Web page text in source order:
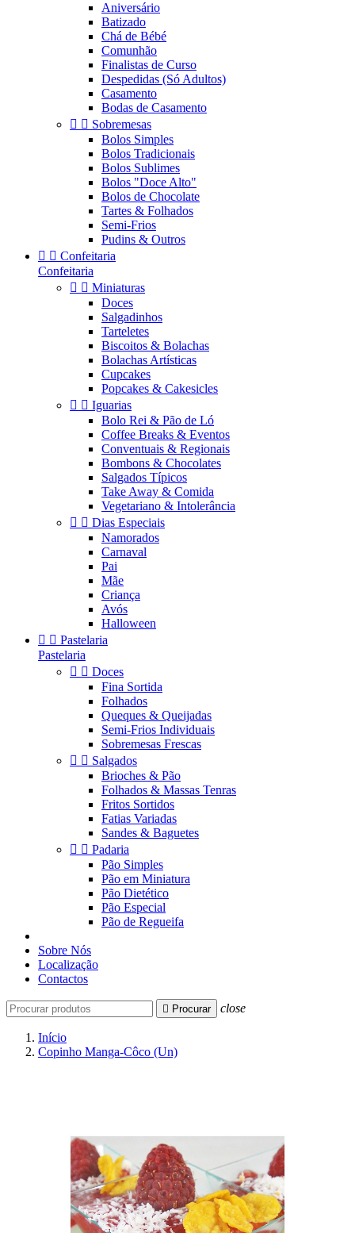
Aniversário
Batizado
Chá de Bébé
Comunhão
Finalistas de Curso
Despedidas (Só Adultos)
Casamento
Bodas de Casamento
  Sobremesas
Bolos Simples
Bolos Tradicionais
Bolos Sublimes
Bolos "Doce Alto"
Bolos de Chocolate
Tartes & Folhados
Semi-Frios
Pudins & Outros
  Confeitaria
Confeitaria
  Miniaturas
Doces
Salgadinhos
Tarteletes
Biscoitos & Bolachas
Bolachas Artísticas
Cupcakes
Popcakes & Cakesicles
  Iguarias
Bolo Rei & Pão de Ló
Coffee Breaks & Eventos
Conventuais & Regionais
Bombons & Chocolates
Salgados Típicos
Take Away & Comida
Vegetariano & Intolerância
  Dias Especiais
Namorados
Carnaval
Pai
Mãe
Criança
Avós
Halloween
  Pastelaria
Pastelaria
  Doces
Fina Sortida
Folhados
Queques & Queijadas
Semi-Frios Individuais
Sobremesas Frescas
  Salgados
Brioches & Pão
Folhados & Massas Tenras
Fritos Sortidos
Fatias Variadas
Sandes & Baguetes
  Padaria
Pão Simples
Pão em Miniatura
Pão Dietético
Pão Especial
Pão de Regueifa
Sobre Nós
Localização
Contactos
 Procurar close
Início
Copinho Manga-Côco (Un)